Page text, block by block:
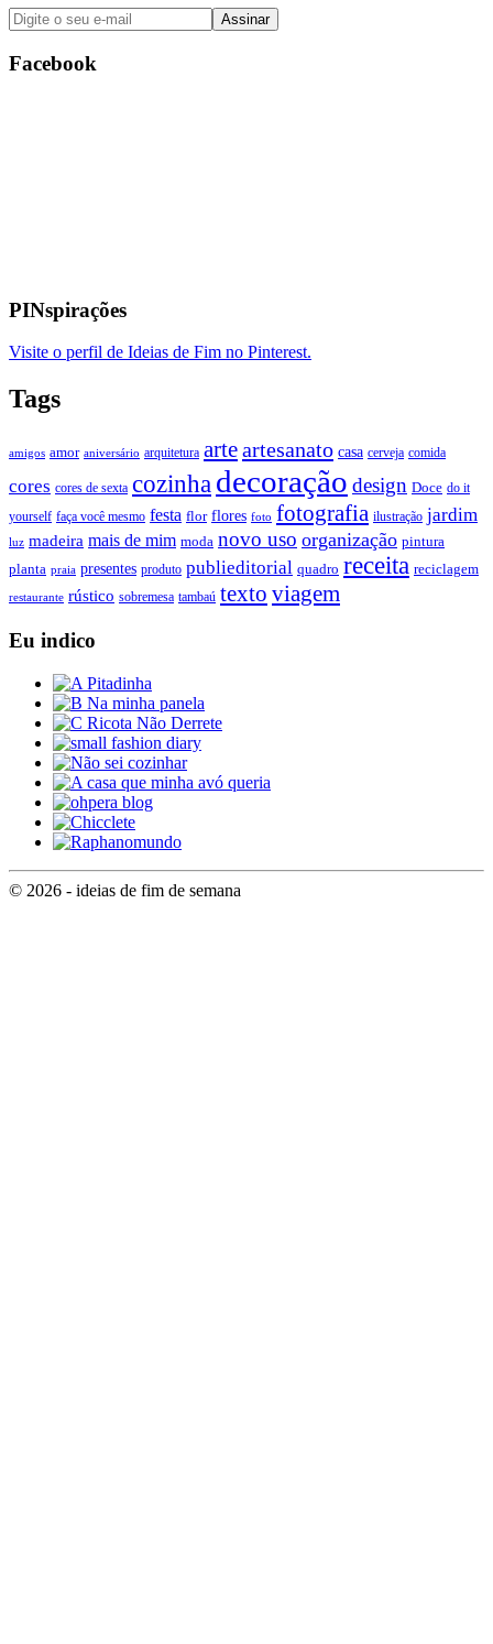
Facebook
PINspirações
Visite o perfil de Ideias de Fim no Pinterest.
Tags
amigos amor aniversário arquitetura arteartesanato casa cerveja comida
cores cores de sexta cozinha decoração design Doce do it
yourself faça você mesmo festa flor flores foto fotografia ilustração jardim
luz madeira mais de mim moda novo uso organização pintura
planta praia presentes produto publieditorial quadro receita reciclagem
restaurante rústico sobremesa tambaú texto viagem
Eu indico
© 2026 - ideias de fim de semana